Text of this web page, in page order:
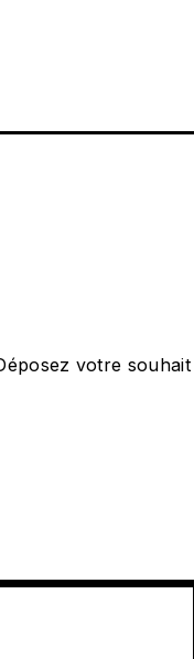
votre souhait